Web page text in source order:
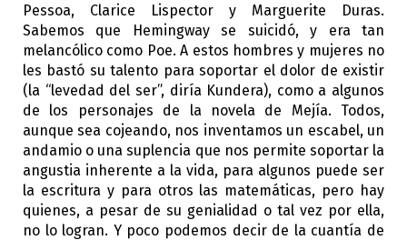
Pessoa, Clarice Lispector y Marguerite Duras.
Sabemos que Hemingway se suicidó, y era tan
melancólico como Poe. A estos hombres y mujeres no
les bastó su talento para soportar el dolor de existir
(la “levedad del ser”, diría Kundera), como a algunos
de los personajes de la novela de Mejía. Todos,
aunque sea cojeando, nos inventamos un escabel, un
andamio o una suplencia que nos permite soportar la
angustia inherente a la vida, para algunos puede ser
la escritura y para otros las matemáticas, pero hay
quienes, a pesar de su genialidad o tal vez por ella,
no lo logran. Y poco podemos decir de la cuantía de